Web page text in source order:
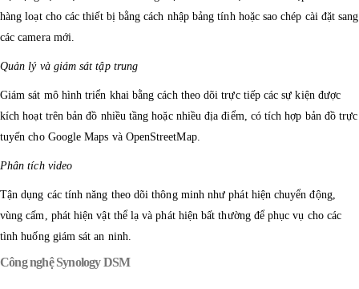
hàng loạt cho các thiết bị bằng cách nhập bảng tính hoặc sao chép cài đặt sang
các camera mới.
Quản lý và giám sát tập trung
Giám sát mô hình triển khai bằng cách theo dõi trực tiếp các sự kiện được
kích hoạt trên bản đồ nhiều tầng hoặc nhiều địa điểm, có tích hợp bản đồ trực
tuyến cho Google Maps và OpenStreetMap.
Phân tích video
Tận dụng các tính năng theo dõi thông minh như phát hiện chuyển động,
vùng cấm, phát hiện vật thể lạ và phát hiện bất thường để phục vụ cho các
tình huống giám sát an ninh.
Công nghệ Synology DSM